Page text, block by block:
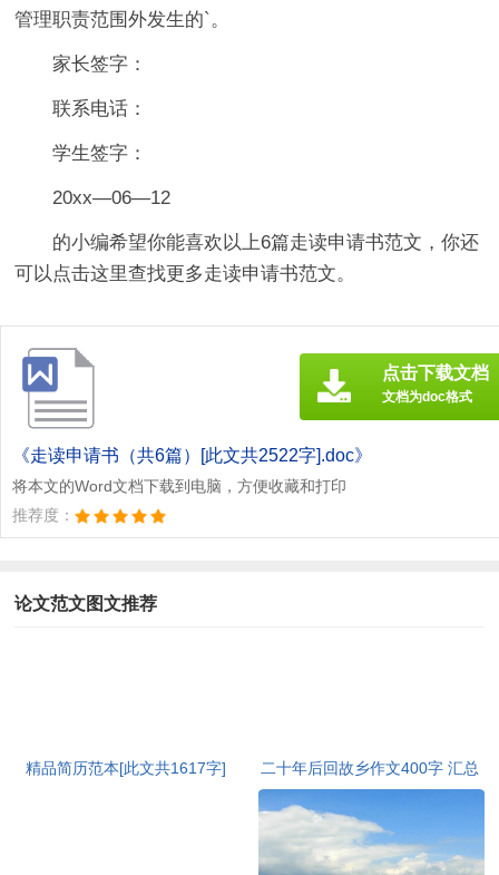
管理职责范围外发生的`。
家长签字：
联系电话：
学生签字：
20xx—06—12
的小编希望你能喜欢以上6篇走读申请书范文，你还
可以点击这里查找更多走读申请书范文。
《走读申请书（共6篇）[此文共2522字].doc》
将本文的Word文档下载到电脑，方便收藏和打印
推荐度：
点击下载文档
文档为doc格式
论文范文图文推荐
精品简历范本[此文共1617字]
二十年后回故乡作文400字 汇总
20篇[此文共9410字]